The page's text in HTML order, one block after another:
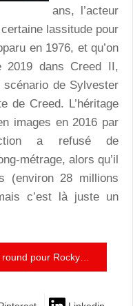
ans, l’acteur
lassitude pour
en 1976, et qu’on
2019 dans Creed II,
scénario de Sylvester
de Creed. L’héritage
images en 2016 par
a refusé de
métrage, alors qu’il
(environ 28 millions
c’est là juste un
pour Rocky…